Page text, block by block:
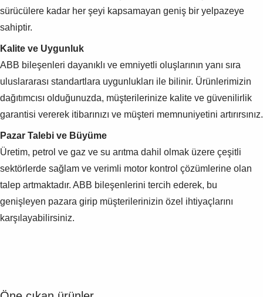
sürücülere kadar her şeyi kapsamayan geniş bir yelpazeye
sahiptir.
Kalite ve Uygunluk
ABB bileşenleri dayanıklı ve emniyetli oluşlarının yanı sıra
uluslararası standartlara uygunlukları ile bilinir. Ürünlerimizin
dağıtımcısı olduğunuzda, müşterilerinize kalite ve güvenilirlik
garantisi vererek itibarınızı ve müşteri memnuniyetini artırırsınız.
Pazar Talebi ve Büyüme
Üretim, petrol ve gaz ve su arıtma dahil olmak üzere çeşitli
sektörlerde sağlam ve verimli motor kontrol çözümlerine olan
talep artmaktadır. ABB bileşenlerini tercih ederek, bu
genişleyen pazara girip müşterilerinizin özel ihtiyaçlarını
karşılayabilirsiniz.